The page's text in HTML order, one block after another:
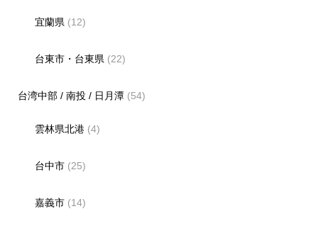
宜蘭県 (12)
台東市・台東県 (22)
台湾中部 / 南投 / 日月潭(54)
雲林県北港 (4)
台中市 (25)
嘉義市 (14)